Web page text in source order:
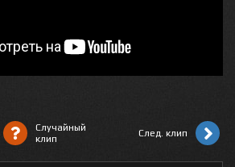
Случайный
клип
След. клип